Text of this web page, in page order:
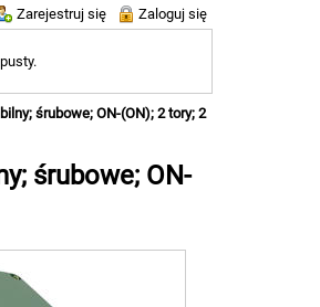
Zarejestruj się Zaloguj się
śrubowe; ON-(ON); 2 tory; 2
śrubowe; ON-